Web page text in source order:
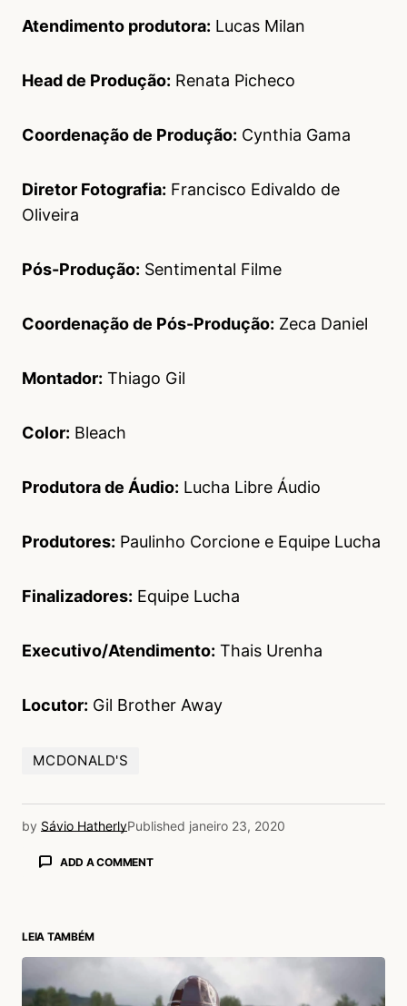
Atendimento produtora: Lucas Milan
Head de Produção: Renata Picheco
Coordenação de Produção: Cynthia Gama
Diretor Fotografia: Francisco Edivaldo de
Oliveira
Pós-Produção: Sentimental Filme
Coordenação de Pós-Produção: Zeca Daniel
Montador: Thiago Gil
Color: Bleach
Produtora de Áudio: Lucha Libre Áudio
Produtores: Paulinho Corcione e Equipe Lucha
Finalizadores: Equipe Lucha
Executivo/Atendimento: Thais Urenha
Locutor: Gil Brother Away
MCDONALD'S
by Sávio HatherlyPublished janeiro 23, 2020
ADD A COMMENT
LEIA TAMBÉM